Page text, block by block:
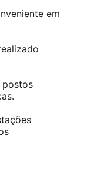
em
postos